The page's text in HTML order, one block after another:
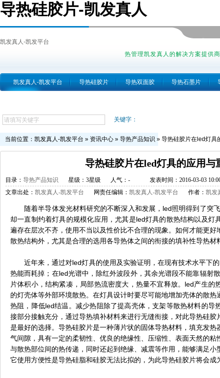
导热硅胶片-凯发真人
凯发真人-凯发平台
热管理凯发真人的解决方案提供商
凯发真人-凯发平台 导热硅胶片 导热双面胶 导热石墨片
关键字：
当前位置： 凯发真人-凯发平台 » 资讯中心 » 导热产品知识 » 导热硅胶片在led灯具
导热硅胶片在led灯具的应用与
目录： 导热产品知识 星级：3星级 人气： -
发表时间：2016-03-03
文章出处： 凯发真人-凯发平台 网责任编辑： 凯发真人-凯发平台 作者： 凯发
随着半导体发光材料研究的不断深入和发展，led照明得到了突
却一直制约着灯具的规模化应用，尤其是led灯具的散热结构以及灯
遍存在层次不齐，使用不当以及性价比不合理的现象。如何才能更
散热结构外，尤其是合理的选用各导热体之间的衔接的填补性导热材
近年来，通过对led灯具的使用及实验证明，在现有技术水平下
热能而耗掉；在led光谱中，除红外波段外，其余光谱段不能靠辐射
片体积小，结构紧凑，局部热流密度大，热量不宜释放。led产生的
的灯壳体等外部环境散热。在灯具设计时要尽可能地增加壳体的散
热阻，降低led结温。减少热阻除了提高壳体，支架等散热材料的导
接部分接触充分，通过导热填补材料来进行无缝衔接，对此导热硅胶
是最好的选择。 导热硅胶片是一种薄片状的固体导热材料，填充发
气间隙，具有一定的柔韧性、优良的绝缘性、压缩性、表面天然的
与散热部位间的热传递，同时还起到绝缘、减震等作用，能够满足
它使用方便性是导热硅脂和硅胶无法比拟的，为此导热硅胶片将会